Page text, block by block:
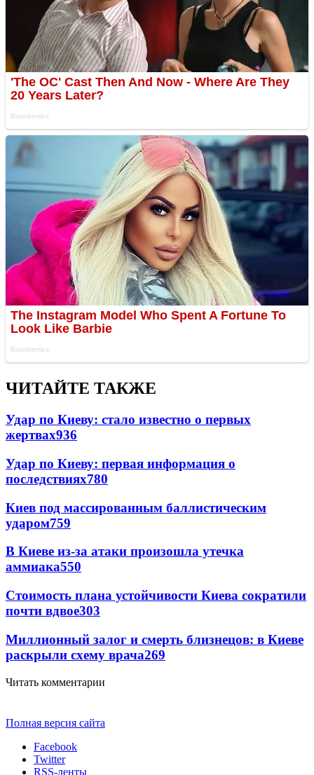
ЧИТАЙТЕ ТАКЖЕ
Удар по Киеву: стало известно о первых
жертвах936
Удар по Киеву: первая информация о
последствиях780
Киев под массированным баллистическим
ударом759
В Киеве из-за атаки произошла утечка
аммиака550
Стоимость плана устойчивости Киева сократили
почти вдвое303
Миллионный залог и смерть близнецов: в Киеве
раскрыли схему врача269
Читать комментарии
Полная версия сайта
Facebook
Twitter
RSS-ленты